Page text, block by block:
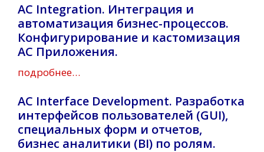
AC Integration. Интеграция и
автоматизация бизнес-процессов.
Конфигурирование и кастомизация
AC Приложения.
подробнее…
AC Interface Development. Разработка
интерфейсов пользователей (GUI),
специальных форм и отчетов,
бизнес аналитики (BI) по ролям.